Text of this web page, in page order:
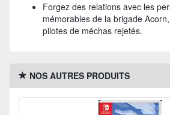
Forgez des relations avec les
mémorables de la brigade
pilotes de méchas rejetés.
NOS AUTRES PRODUITS